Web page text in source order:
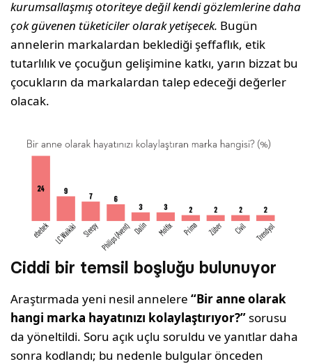
kurumsallaşmış otoriteye değil kendi gözlemlerine daha
çok güvenen tüketiciler olarak yetişecek. Bugün
annelerin markalardan beklediği şeffaflık, etik
tutarlılık ve çocuğun gelişimine katkı, yarın bizzat bu
çocukların da markalardan talep edeceği değerler
olacak.
Ciddi bir temsil boşluğu bulunuyor
Araştırmada yeni nesil annelere“Bir anne olarak
hangi marka hayatınızı kolaylaştırıyor?”sorusu
da yöneltildi. Soru açık uçlu soruldu ve yanıtlar daha
sonra kodlandı; bu nedenle bulgular önceden